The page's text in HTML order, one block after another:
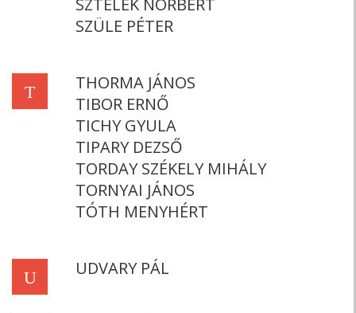
SZTELEK NORBERT
SZÜLE PÉTER
T
THORMA JÁNOS
TIBOR ERNŐ
TICHY GYULA
TIPARY DEZSŐ
TORDAY SZÉKELY MIHÁLY
TORNYAI JÁNOS
TÓTH MENYHÉRT
U UDVARY PÁL